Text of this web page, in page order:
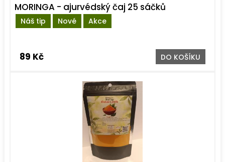
Náš tip Nové Akce
MORINGA - ajurvédský čaj 25 sáčků
89 Kč DO KOŠÍKU